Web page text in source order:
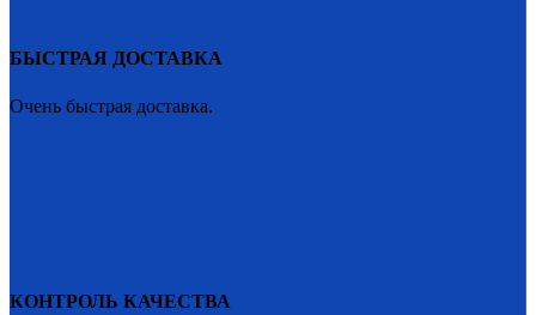
БЫСТРАЯ ДОСТАВКА
Очень быстрая доставка.
КОНТРОЛЬ КАЧЕСТВА